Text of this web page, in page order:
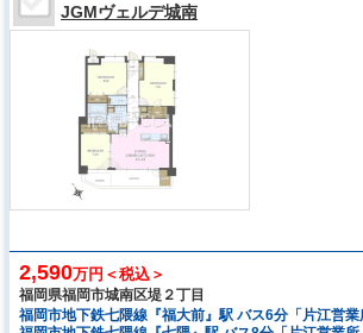
JGMヴェルデ城南
2,590万円＜税込＞
福岡県福岡市城南区堤２丁目
福岡市地下鉄七隈線『福大前』駅 バス6分「片江営